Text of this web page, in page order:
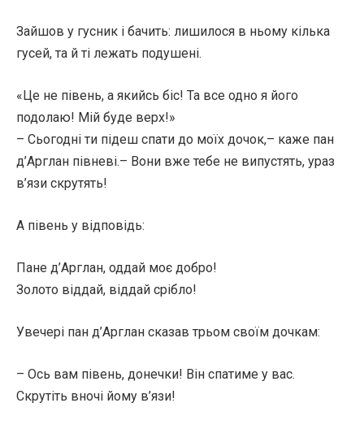
Зайшов у гусник і бачить: лишилося в ньому кілька
гусей, та й ті лежать подушені.
«Це не півень, а якийсь біс! Та все одно я його
подолаю! Мій буде верх!»
– Сьогодні ти підеш спати до моїх дочок,– каже пан
д’Арглан півневі.– Вони вже тебе не випустять, ураз
в’язи скрутять!
А півень у відповідь:
Пане д’Арглан, оддай моє добро!
Золото віддай, віддай срібло!
Увечері пан д’Арглан сказав трьом своїм дочкам:
– Ось вам півень, донечки! Він спатиме у вас.
Скрутіть вночі йому в’язи!